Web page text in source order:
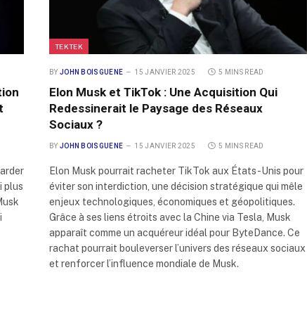
plus
TEKTEK
BY JOHN BOISGUENE 15 JANVIER 2025 5 MINS READ
Elon Musk et TikTok : Une Acquisition Qui
Redessinerait le Paysage des Réseaux
Sociaux ?
BY JOHN BOISGUENE 15 JANVIER 2025 5 MINS READ
Elon Musk pourrait racheter TikTok aux États-Unis pour
éviter son interdiction, une décision stratégique qui mêle
enjeux technologiques, économiques et géopolitiques.
Grâce à ses liens étroits avec la Chine via Tesla, Musk
apparaît comme un acquéreur idéal pour ByteDance. Ce
rachat pourrait bouleverser l’univers des réseaux sociaux
et renforcer l’influence mondiale de Musk.